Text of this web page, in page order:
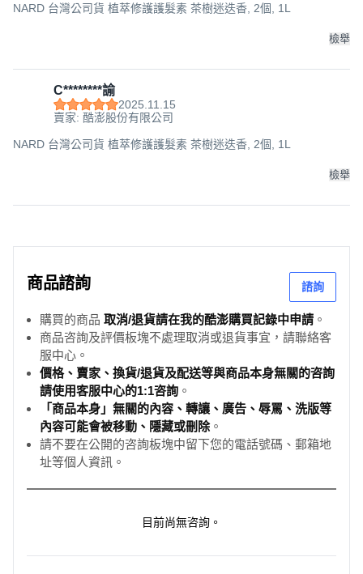
NARD 台灣公司貨 植萃修護護髮素 茶樹迷迭香, 2個, 1L
檢舉
C********諭
2025.11.15
賣家: 酷澎股份有限公司
NARD 台灣公司貨 植萃修護護髮素 茶樹迷迭香, 2個, 1L
檢舉
商品諮詢 諮詢
購買的商品 取消/退貨請在我的酷澎購買記錄中申請 。
商品咨詢及評價板塊不處理取消或退貨事宜，請聯絡客
服中心。
價格、賣家、換貨/退貨及配送等與商品本身無關的咨詢
請使用客服中心的1:1咨詢 。
「商品本身」無關的內容、轉讓、廣告、辱罵、洗版等
內容可能會被移動、隱藏或刪除。
請不要在公開的咨詢板塊中留下您的電話號碼、郵箱地
址等個人資訊。
目前尚無咨詢。